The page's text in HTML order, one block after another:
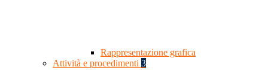
Rappresentazione grafica
Attività e procedimenti 3